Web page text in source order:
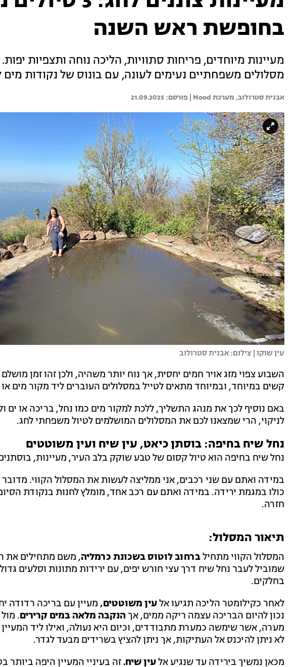
בחופשת ראש השנה
מסלולים משפחתיים נעימים לעונה, עם בונוס של נקודות
אבנית סטרולוב, מערכת Mood | 21.09.2025
עין שוקו | צילום: אבנית סטרולוב
השבוע צפוי מזג אויר חמים יחסית, אך נוח יותר משהיה, ולכן זהו זמן
קשים במיוחד, ובמיוחד מתאים לטייל במסלולים העוברים ליד מקור מים
באם נוסיף לכך את מנהג התשליך, ללכת למקור מים כמו נחל, בריכה או
לניקוי, הרי שמצאנו לכם את המסלולים המושלמים לטיול משפחתי לחג.
נחל שיח בחיפה: בוסתן כיאט, עין שיח ועין משוטטים
נחל שיח בחיפה הוא טיול קסום של טבע שוקק בלב העיר, מעיינות,
במידה ואתם עם שני רכבים, אני ממליצה לעשות את המסלול הקווי.
כולו במגמת ירידה. במידה ואתם עם רכב אחד, מומלץ לחנות בנקודת
חזרה.
תיאור המסלול:
המסלול הקווי מתחילברחוב לוטוס בשכונת כרמליה, משם מתחילים את
שמוביל לעבר נחל שיח דרך עצי חורש יפים, עם ירידות מתונות וסלעים
בחלקים.
לאחר כקילומטר הליכה תגיעו אלעין משוטטים, מעיין עם בריכה רדודה
נכון להיום הבריכה עצמה ריקה ממים, אך הנקבה מלאה במים קרירים.
מערה, אשר שימשה כמערת מתבודדים, וכיום היא נעולה, ואילו ליד
לא ניתן להיכנס אל העתיקות, אך ניתן להציץ בשרידים מבעד לגדר.
מכאן נמשיך בירידה עד שנגיע אלעין שיח.זה בעיניי המעיין היפה ביותר